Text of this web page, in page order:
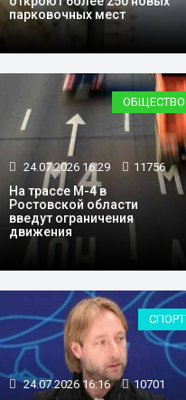
парковочных мест
ОБЩЕСТВО
24.07.2026 16:29 11756
На трассе М-4 в
Ростовской области
введут ограничения
движения
СПОРТ
24.07.2026 16:16 10701